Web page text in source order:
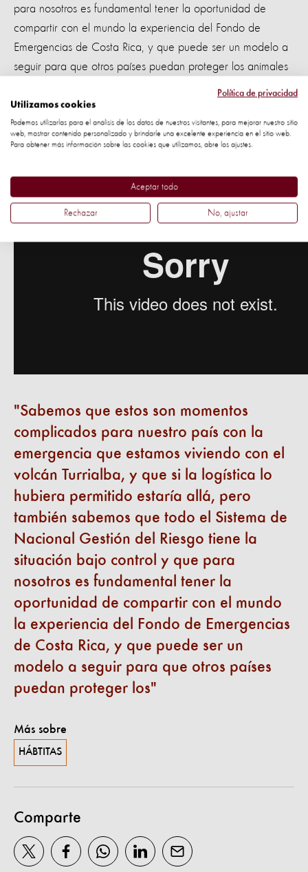
para nosotros es fundamental tener la oportunidad de
compartir con el mundo la experiencia del Fondo de
Emergencias de Costa Rica, y que puede ser un modelo a
seguir para que otros países puedan proteger los animales
de los desastres que son los medios de vida de las
comunidades más vulnerables."
Este es un ejemplo del trabajo hecho en México por la
Sabemos que estos son momentos
complicados para nuestro país con la
emergencia que estamos viviendo con el
volcán Turrialba, y que si la logística lo
hubiera permitido estaría allá, pero
también sabemos que todo el Sistema de
Nacional Gestión del Riesgo tiene la
situación bajo control y que para
nosotros es fundamental tener la
oportunidad de compartir con el mundo
la experiencia del Fondo de Emergencias
de Costa Rica, y que puede ser un
modelo a seguir para que otros países
puedan proteger los
Más sobre
HÁBTITAS
Comparte
Política de privacidad
Utilizamos cookies
Podemos utilizarlas para el análisis de los datos de nuestros visitantes, para mejorar nuestro sitio
web, mostrar contenido personalizado y brindarle una excelente experiencia en el sitio web.
Para obtener más información sobre las cookies que utilizamos, abre los ajustes.
Aceptar todo
Rechazar No, ajustar